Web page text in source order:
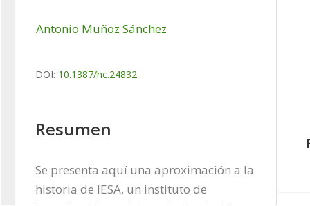
Antonio Muñoz Sánchez
DOI: 10.1387/hc.24832
Resumen
Se presenta aquí una aproximación a la
historia de IESA, un instituto de